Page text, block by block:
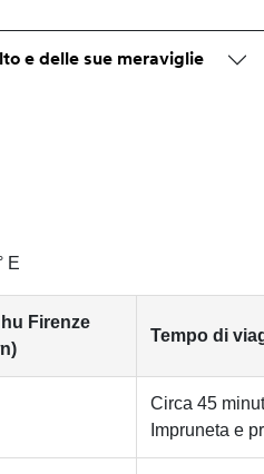
e delle sue meraviglie
E
Firenze
Tempo di
Circa 45
Impruneta e